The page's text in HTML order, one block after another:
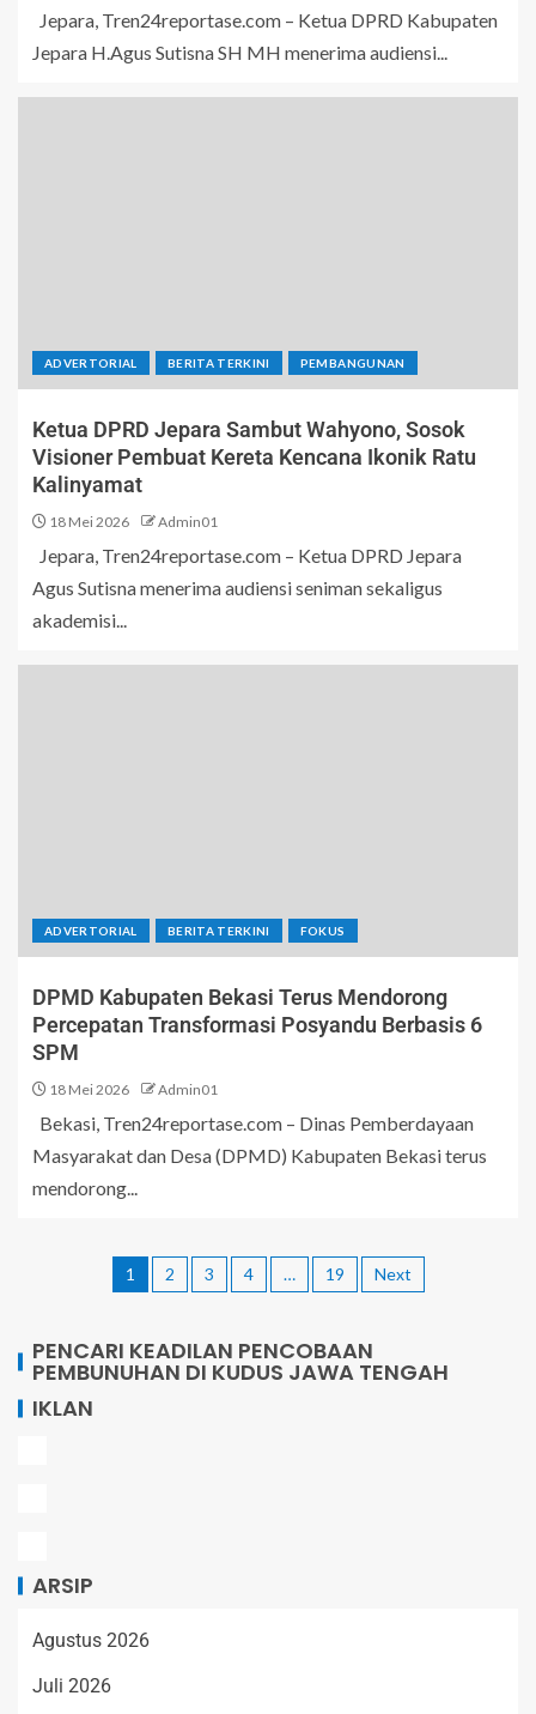
Jepara, Tren24reportase.com – Ketua DPRD Kabupaten
Jepara H.Agus Sutisna SH MH menerima audiensi...
ADVERTORIAL BERITA TERKINI PEMBANGUNAN
Ketua DPRD Jepara Sambut Wahyono, Sosok
Visioner Pembuat Kereta Kencana Ikonik Ratu
Kalinyamat
18 Mei 2026 Admin01
Jepara, Tren24reportase.com – Ketua DPRD Jepara
Agus Sutisna menerima audiensi seniman sekaligus
akademisi...
ADVERTORIAL BERITA TERKINI FOKUS
DPMD Kabupaten Bekasi Terus Mendorong
Percepatan Transformasi Posyandu Berbasis 6
SPM
18 Mei 2026 Admin01
Bekasi, Tren24reportase.com – Dinas Pemberdayaan
Masyarakat dan Desa (DPMD) Kabupaten Bekasi terus
mendorong...
1 2 3 4 … 19 Next
PENCARI KEADILAN PENCOBAAN
PEMBUNUHAN DI KUDUS JAWA TENGAH
IKLAN
ARSIP
Agustus 2026
Juli 2026